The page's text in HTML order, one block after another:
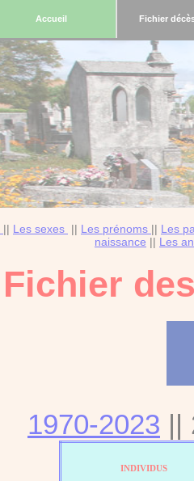
Accueil Fichier
|| Les sexes || Les prénoms || Les
naissance || Les
Fichier
1970-2023 ||
INDIVIDUS